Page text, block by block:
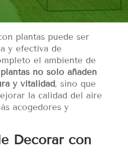
plantas puede ser
y efectiva de
el ambiente de
no solo añaden
y vitalidad, sino que
la calidad del aire
acogedores y
Decorar con